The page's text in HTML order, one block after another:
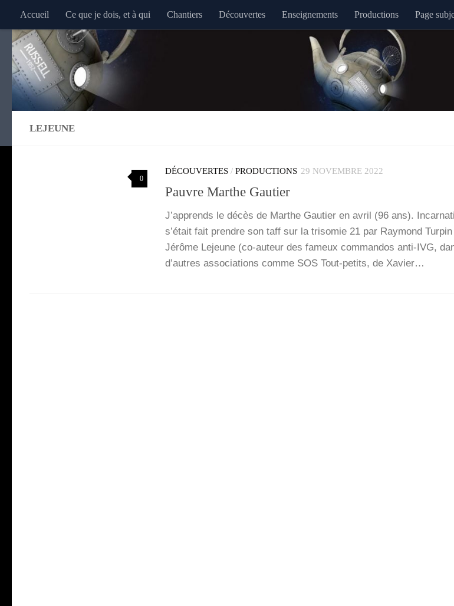
Au dessous du contenu
Accueil Ce que je dois, et à qui Chantiers Découvertes Enseignements Productions Page
LEJEUNE
0
DÉCOUVERTES / PRODUCTIONS 29 NOVEMBRE 2022
Pauvre Marthe Gautier
J’ap­prends le décès de Marthe Gau­tier en avril (96 ans).
s’é­tait fait prendre son taff sur la tri­so­mie 21 par Ray­mond
Jérôme Lejeune (co-auteur des fameux com­man­dos anti-IVG,
d’autres asso­cia­tions comme SOS Tout-petits, de Xavier…